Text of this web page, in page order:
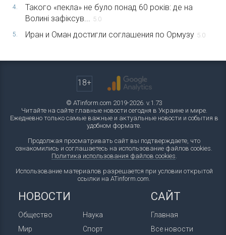
4.
Такого «пекла» не було понад 60 років: де на
Волині зафіксув...
5.0
5. Иран и Оман достигли соглашения по Ормузу 5.0
18+
© ATinform.com 2019-2026. v.1.73
Читайте на сайте главные новости сегодня в Украине и мире.
Ежедневно только самые важные и актуальные новости и события в
удобном формате.
Продолжая просматривать сайт вы подтверждаете, что
ознакомились и соглашаетесь на использование файлов cookies.
Политика использования файлов cookies
Использование материалов разрешается при условии открытой
ссылки на ATinform.com.
НОВОСТИ
Общество
Мир
Наука
Спорт
САЙТ
Главная
Все новости